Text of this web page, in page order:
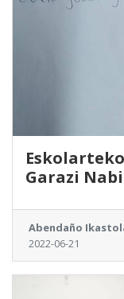
Garazi
Abendaño
2022-06-21